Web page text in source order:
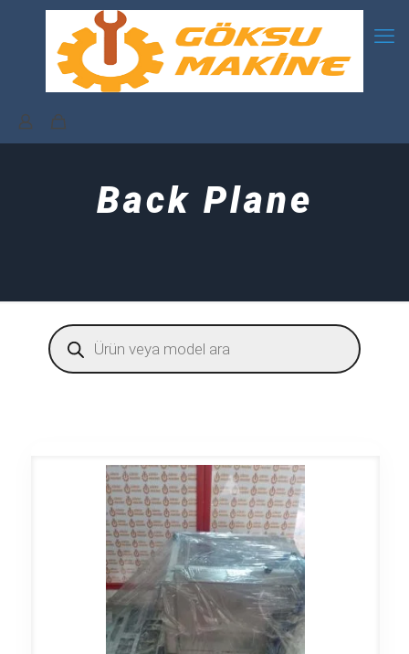
Back Plane
Products
search